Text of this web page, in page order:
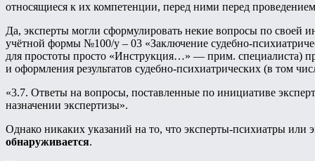
относящиеся к их компетенции, перед ними перед
Да, эксперты могли сформулировать некие вопросы по
учётной формы №100/у – 03 «Заключение судебно-
для простоты просто «Инструкция…» — прим. специалиста)
и оформления результатов судебно-психиатрических (в том
«3.7. Ответы на вопросы, поставленные по инициативе
назначении экспертизы».
Однако никаких указаний на то, что эксперты-психиатры
обнаруживается.